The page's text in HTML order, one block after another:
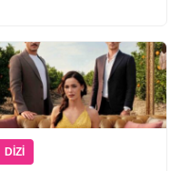
DIZI